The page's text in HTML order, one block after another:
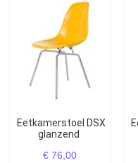
Eetkamerstoel DSX
glanzend
€ 76,00
Eetkamerstoel DSX